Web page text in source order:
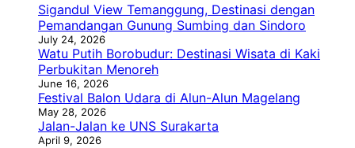
Sigandul View Temanggung, Destinasi dengan
Pemandangan Gunung Sumbing dan Sindoro
July 24, 2026
Watu Putih Borobudur: Destinasi Wisata di Kaki
Perbukitan Menoreh
June 16, 2026
Festival Balon Udara di Alun-Alun Magelang
May 28, 2026
Jalan-Jalan ke UNS Surakarta
April 9, 2026